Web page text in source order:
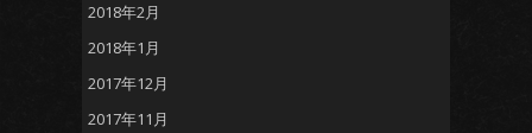
2018年2月
2018年1月
2017年12月
2017年11月